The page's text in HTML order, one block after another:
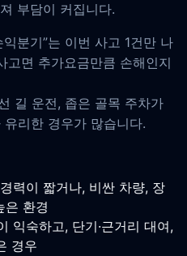
부담이 커집니다.
분기”는 이번 사고 1건만 나
고면 추가요금만큼 손해인지
길 운전, 좁은 골목 주차가
리한 경우가 많습니다.
력이 짧거나, 비싼 차량, 장
은 환경
익숙하고, 단기·근거리 대여,
경우